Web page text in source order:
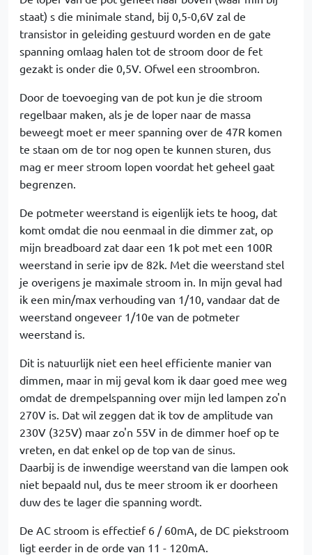
staat) s die minimale stand, bij 0,5-0,6V zal de
transistor in geleiding gestuurd worden en de gate
spanning omlaag halen tot de stroom door de fet
gezakt is onder die 0,5V. Ofwel een stroombron.
Door de toevoeging van de pot kun je die stroom
regelbaar maken, als je de loper naar de massa
beweegt moet er meer spanning over de 47R komen
te staan om de tor nog open te kunnen sturen, dus
mag er meer stroom lopen voordat het geheel gaat
begrenzen.
De potmeter weerstand is eigenlijk iets te hoog, dat
komt omdat die nou eenmaal in die dimmer zat, op
mijn breadboard zat daar een 1k pot met een 100R
weerstand in serie ipv de 82k. Met die weerstand stel
je overigens je maximale stroom in. In mijn geval had
ik een min/max verhouding van 1/10, vandaar dat de
weerstand ongeveer 1/10e van de potmeter
weerstand is.
Dit is natuurlijk niet een heel efficiente manier van
dimmen, maar in mij geval kom ik daar goed mee weg
omdat de drempelspanning over mijn led lampen zo'n
270V is. Dat wil zeggen dat ik tov de amplitude van
230V (325V) maar zo'n 55V in de dimmer hoef op te
vreten, en dat enkel op de top van de sinus.
Daarbij is de inwendige weerstand van die lampen ook
niet bepaald nul, dus te meer stroom ik er doorheen
duw des te lager die spanning wordt.
De AC stroom is effectief 6 / 60mA, de DC piekstroom
ligt eerder in de orde van 11 - 120mA.